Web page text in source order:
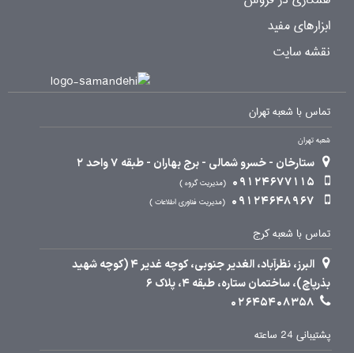
ابزارهای مفید
نقشه سایت
تماس با شعبه تهران
شعبه تهران
ستارخان - خسرو شمالی - برج بهاران - طبقه 7 واحد 2
09124677115
مدیریت گروه
09124648967 مدیریت فناوری اطلاعات
تماس با شعبه کرج
البرز، نظرآباد، الغدیر جنوبی، کوچه غدیر 4 (کوچه شهید
بذرپاچ)، ساختمان ستاره، طبقه 4، پلاک 6
02645408358
پشتیبانی 24 ساعته